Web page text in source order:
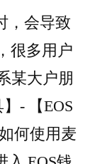
，会导致
很多用户
某大户朋
- 【EOS
何使用麦